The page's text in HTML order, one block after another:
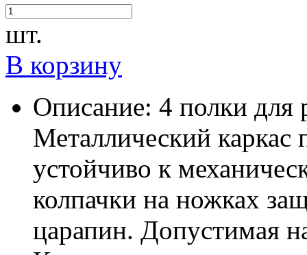
шт.
В корзину
Описание: 4 полки для
Металлический каркас
устойчиво к
колпачки на ножках
царапин. Допустимая